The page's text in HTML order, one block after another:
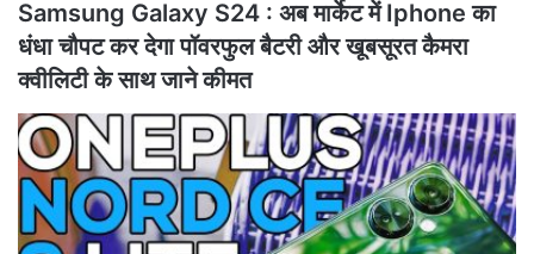
Samsung Galaxy S24 : अब मार्केट में Iphone का
धंधा चौपट कर देगा पॉवरफुल बैटरी और खूबसूरत कैमरा
क्वीलिटी के साथ जाने कीमत